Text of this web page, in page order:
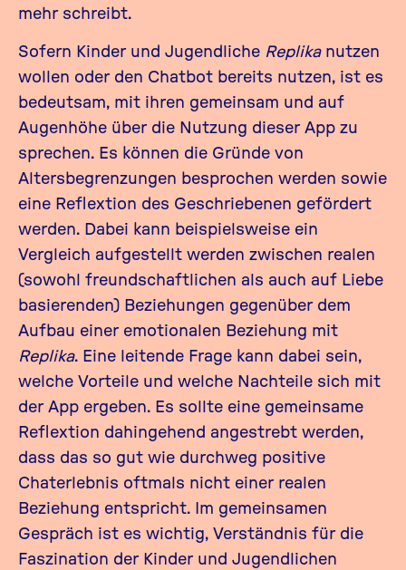
mehr schreibt.
Sofern Kinder und Jugendliche Replikanutzen
wollen oder den Chatbot bereits nutzen, ist es
bedeutsam, mit ihren gemeinsam und auf
Augenhöhe über die Nutzung dieser App zu
sprechen. Es können die Gründe von
Altersbegrenzungen besprochen werden sowie
eine Reflextion des Geschriebenen gefördert
werden. Dabei kann beispielsweise ein
Vergleich aufgestellt werden zwischen realen
(sowohl freundschaftlichen als auch auf Liebe
basierenden) Beziehungen gegenüber dem
Aufbau einer emotionalen Beziehung mit
Replika. Eine leitende Frage kann dabei sein,
welche Vorteile und welche Nachteile sich mit
der App ergeben. Es sollte eine gemeinsame
Reflextion dahingehend angestrebt werden,
dass das so gut wie durchweg positive
Chaterlebnis oftmals nicht einer realen
Beziehung entspricht. Im gemeinsamen
Gespräch ist es wichtig, Verständnis für die
Faszination der Kinder und Jugendlichen